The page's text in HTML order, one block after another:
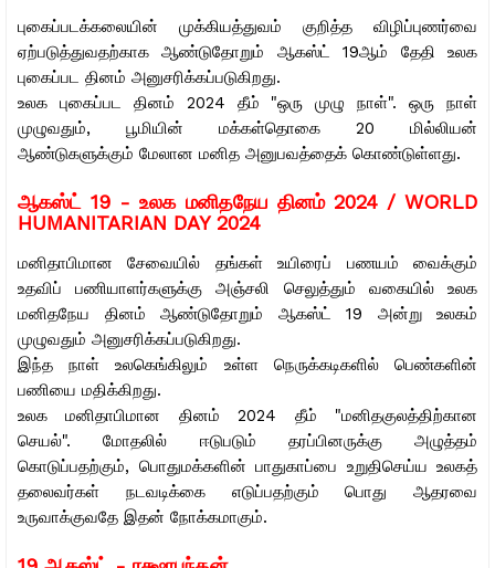
புகைப்படக்கலையின் முக்கியத்துவம் குறித்த விழிப்புணர்வை
ஏற்படுத்துவதற்காக ஆண்டுதோறும் ஆகஸ்ட் 19ஆம் தேதி உலக
புகைப்பட தினம் அனுசரிக்கப்படுகிறது.
உலக புகைப்பட தினம் 2024 தீம் "ஒரு முழு நாள்". ஒரு நாள்
முழுவதும், பூமியின் மக்கள்தொகை 20 மில்லியன்
ஆண்டுகளுக்கும் மேலான மனித அனுபவத்தைக் கொண்டுள்ளது.
ஆகஸ்ட் 19 -உலக மனிதநேய தினம் 2024 / WORLD
HUMANITARIAN DAY 2024
மனிதாபிமான சேவையில் தங்கள் உயிரைப் பணயம் வைக்கும்
உதவிப் பணியாளர்களுக்கு அஞ்சலி செலுத்தும் வகையில் உலக
மனிதநேய தினம் ஆண்டுதோறும் ஆகஸ்ட் 19 அன்று உலகம்
முழுவதும் அனுசரிக்கப்படுகிறது.
இந்த நாள் உலகெங்கிலும் உள்ள நெருக்கடிகளில் பெண்களின்
பணியை மதிக்கிறது.
உலக மனிதாபிமான தினம் 2024 தீம் "மனிதகுலத்திற்கான
செயல்".மோதலில் ஈடுபடும் தரப்பினருக்கு அழுத்தம்
கொடுப்பதற்கும், பொதுமக்களின் பாதுகாப்பை உறுதிசெய்ய உலகத்
தலைவர்கள் நடவடிக்கை எடுப்பதற்கும் பொது ஆதரவை
உருவாக்குவதே இதன் நோக்கமாகும்.